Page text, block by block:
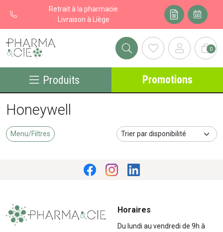
Retrait à la pharmacie
Livraison à Liège
Pharma&cie - Pharmacie des Franchises Votre export 0
Produits Promotions
Honeywell
Menu/Filtres
Horaires
Du lundi au vendredi de 9h à